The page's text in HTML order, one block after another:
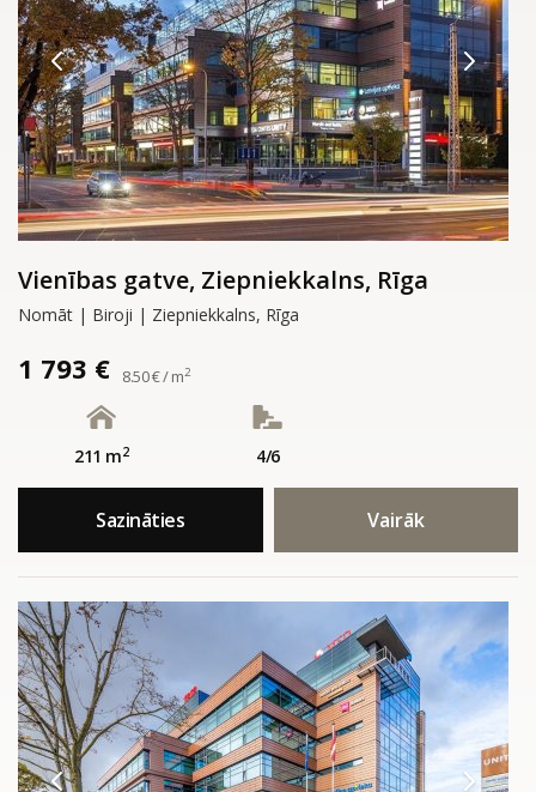
Vienības gatve, Ziepniekkalns, Rīga
Nomāt | Biroji | Ziepniekkalns, Rīga
1 793 € 8.50 € / m2
211 m2 4/6
Sazināties Vairāk